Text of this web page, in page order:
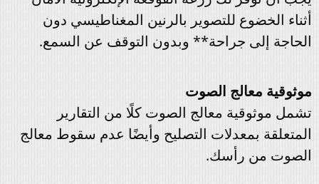
أثناء الخضوع للتصوير بالرنين المغناطيسي دون
الحاجة إلى جراحة** وبدون التوقف عن السمع.
موثوقية معالج الصوت
تشمل موثوقية معالج الصوت كلًا من التقارير
المتعلقة بمعدلات التصليح وأيضًا عدم سقوط معالج
الصوت من رأسك.